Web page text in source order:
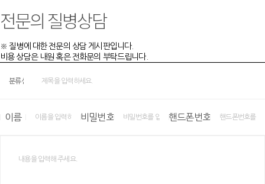
전문의 질병상담
※ 질병에 대한 전문의 상담 게시판입니다.
비용 상담은 내원 혹은 전화문의 부탁드립니다.
이름 비밀번호 핸드폰번호